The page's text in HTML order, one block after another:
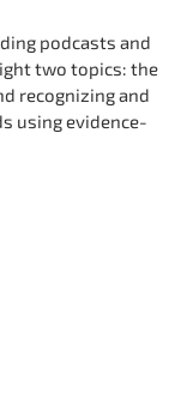
podcasts and
two topics: the
recognizing and
using evidence-